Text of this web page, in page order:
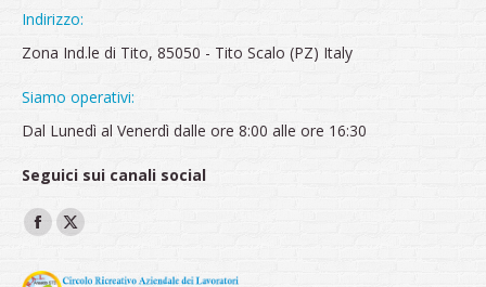
Indirizzo:
Zona Ind.le di Tito, 85050 - Tito Scalo (PZ) Italy
Siamo operativi:
Dal Lunedì al Venerdì dalle ore 8:00 alle ore 16:30
Seguici sui canali social
Ci puoi trovare su:
Facebook
X